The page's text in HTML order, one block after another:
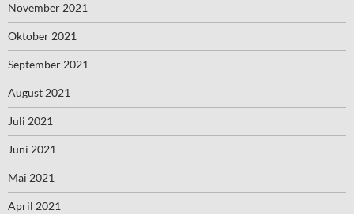
November 2021
Oktober 2021
September 2021
August 2021
Juli 2021
Juni 2021
Mai 2021
April 2021